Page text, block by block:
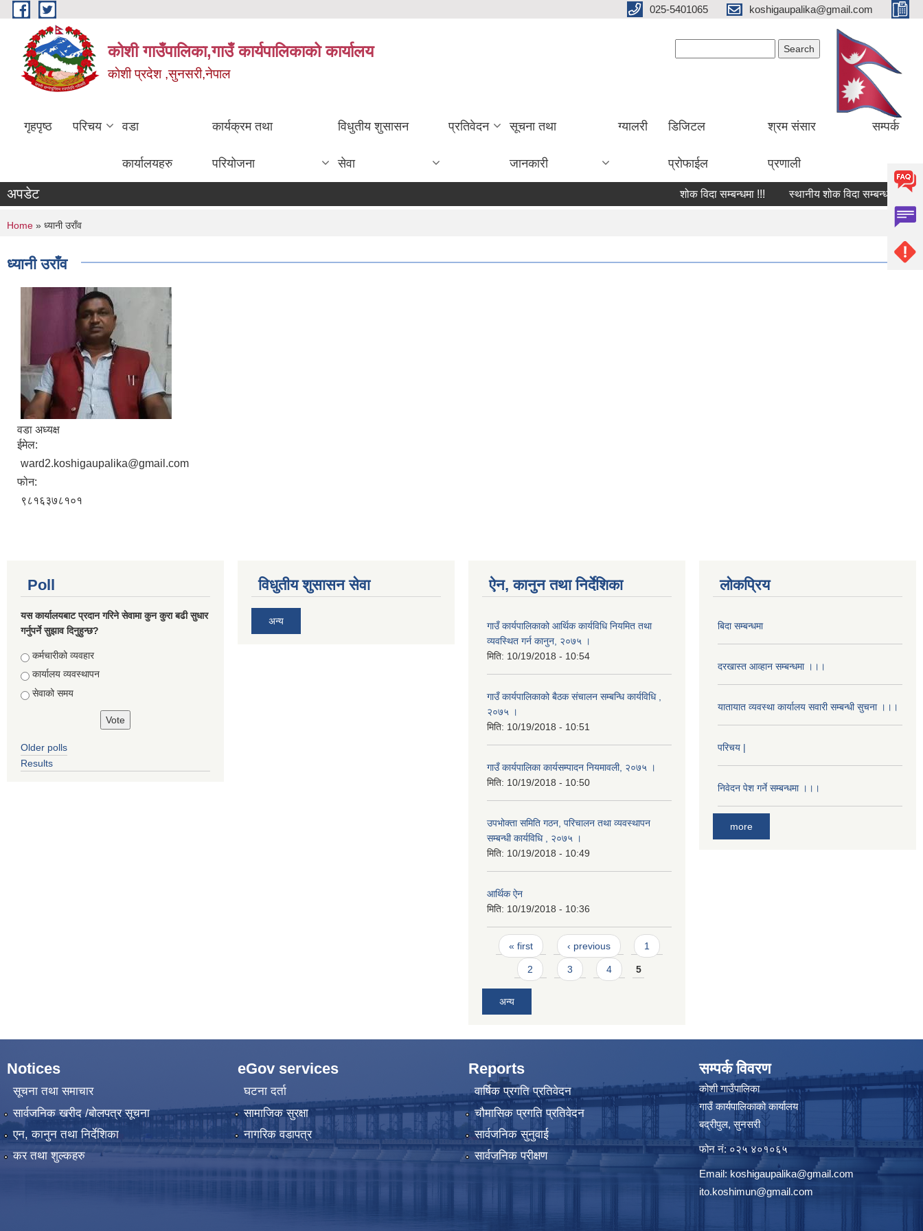
Skip to main content 025-5401065 koshigaupalika@gmail.com
कोशी गाउँपालिका,गाउँ कार्यपालिकाको कार्यालय
काेशी प्रदेश ,सुनसरी,नेपाल
गृहपृष्ठ परिचय वडा
कार्यालयहरु
कार्यक्रम तथा
परियोजना
विधुतीय शुसासन
सेवा
प्रतिवेदन सूचना तथा
जानकारी
ग्यालरी डिजिटल
प्रोफाईल
श्रम संसार
प्रणाली
सम्पर्क
अपडेट शोक विदा सम्बन्धमा !!! स्थानीय शोक विदा सम्बन्धमा !!!
You are here
Home » ध्यानी उराँव
ध्यानी उराँव
वडा अध्यक्ष
ईमेल:
ward2.koshigaupalika@gmail.com
फोन:
९८१६३७८१०१
Poll
यस कार्यालयबाट प्रदान गरिने सेवामा कुन कुरा बढी सुधार
गर्नुपर्ने सुझाव दिनुहुन्छ?
Choices
कर्मचारीको व्यवहार
कार्यालय व्यवस्थापन
सेवाको समय
Older polls
Results
विधुतीय शुसासन सेवा
अन्य
ऐन, कानुन तथा निर्देशिका
गाउँ कार्यपालिकाको आर्थिक कार्यविधि नियमित तथा
व्यवस्थित गर्न कानुन, २०७५ ।
मिति: 10/19/2018 - 10:54
गाउँ कार्यपालिकाको बैठक संचालन सम्बन्धि कार्यविधि ,
२०७५ ।
मिति: 10/19/2018 - 10:51
गाउँ कार्यपालिका कार्यसम्पादन नियमावली, २०७५ ।
मिति: 10/19/2018 - 10:50
उपभोक्ता समिति गठन, परिचालन तथा व्यवस्थापन
सम्बन्धी कार्यविधि , २०७५ ।
मिति: 10/19/2018 - 10:49
आर्थिक ऐन
मिति: 10/19/2018 - 10:36
Pages
« first ‹ previous 1
2 3 4 5
अन्य
लोकप्रिय
बिदा सम्बन्धमा
दरखास्त आव्हान सम्बन्धमा ।।।
यातायात व्यवस्था कार्यालय सवारी सम्बन्धी सुचना ।।।
परिचय |
निवेदन पेश गर्ने सम्बन्धमा ।।।
more
Notices
सूचना तथा समाचार
सार्वजनिक खरीद /बोलपत्र सूचना
एन, कानुन तथा निर्देशिका
कर तथा शुल्कहरु
eGov services
घटना दर्ता
सामाजिक सुरक्षा
नागरिक वडापत्र
Reports
वार्षिक प्रगति प्रतिवेदन
चौमासिक प्रगति प्रतिवेदन
सार्वजनिक सुनुवाई
सार्वजनिक परीक्षण
सम्पर्क विवरण
कोशी गाउँपालिका
गाउँ कार्यपालिकाको कार्यालय
बद्रीपुल, सुनसरी
फोन नं: ०२५ ४०१०६५
Email: koshigaupalika@gmail.com
ito.koshimun@gmail.com